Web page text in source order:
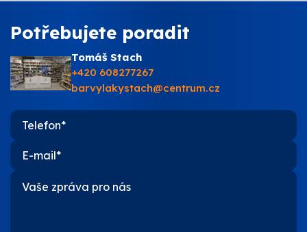
Vzorníky
Postupy a návody
Kontakty
Potřebujete poradit
Tomáš Stach
+420 608277267
barvylakystach@centrum.cz